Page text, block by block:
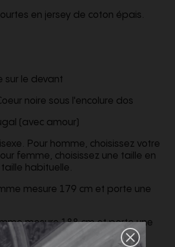
en jersey de coton épais.
sur le devant
noire sous l'encolure dos
(avec amour)
Pour homme, choisissez votre
femme, choisissez une taille en
habituelle.
mesure 179 cm et porte une
mesure 188 cm et porte une